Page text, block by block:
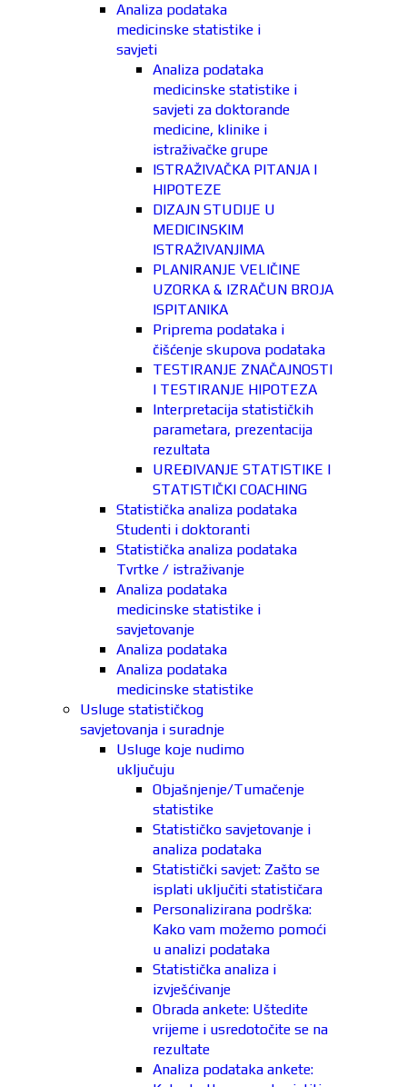
Analiza podataka
medicinske statistike i
savjeti
Analiza podataka
medicinske statistike i
savjeti za doktorande
medicine, klinike i
istraživačke grupe
ISTRAŽIVAČKA PITANJA I
HIPOTEZE
DIZAJN STUDIJE U
MEDICINSKIM
ISTRAŽIVANJIMA
PLANIRANJE VELIČINE
UZORKA & IZRAČUN BROJA
ISPITANIKA
Priprema podataka i
čišćenje skupova podataka
TESTIRANJE ZNAČAJNOSTI
I TESTIRANJE HIPOTEZA
Interpretacija statističkih
parametara, prezentacija
rezultata
UREĐIVANJE STATISTIKE I
STATISTIČKI COACHING
Statistička analiza podataka
Studenti i doktoranti
Statistička analiza podataka
Tvrtke / istraživanje
Analiza podataka
medicinske statistike i
savjetovanje
Analiza podataka
Analiza podataka
medicinske statistike
Usluge statističkog
savjetovanja i suradnje
Usluge koje nudimo
uključuju
Objašnjenje/Tumačenje
statistike
Statističko savjetovanje i
analiza podataka
Statistički savjet: Zašto se
isplati uključiti statističara
Personalizirana podrška:
Kako vam možemo pomoći
u analizi podataka
Statistička analiza i
izvješćivanje
Obrada ankete: Uštedite
vrijeme i usredotočite se na
rezultate
Analiza podataka ankete: